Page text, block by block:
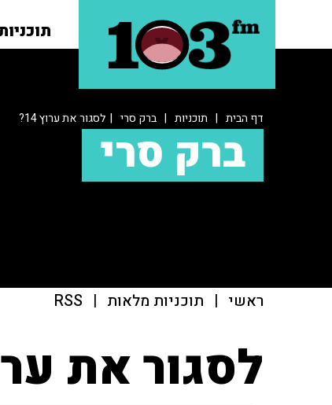
דף הבית | תוכניות | ברק סרי | לסגור את ערוץ 14?
ברק סרי
ראשי | תוכניות מלאות |
RSS
לסגור את ערוץ